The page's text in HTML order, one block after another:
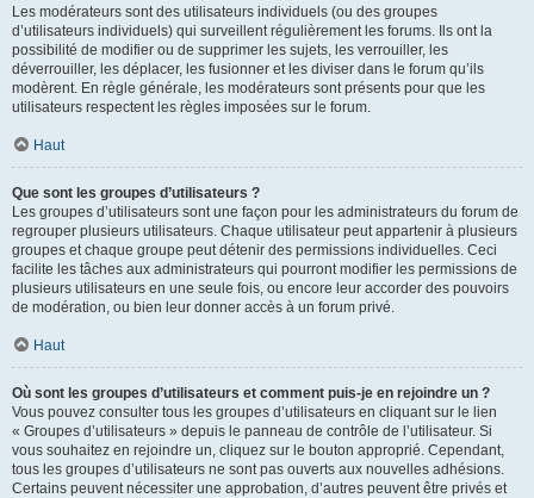
Les modérateurs sont des utilisateurs individuels (ou des groupes
d’utilisateurs individuels) qui surveillent régulièrement les forums. Ils ont la
possibilité de modifier ou de supprimer les sujets, les verrouiller, les
déverrouiller, les déplacer, les fusionner et les diviser dans le forum qu’ils
modèrent. En règle générale, les modérateurs sont présents pour que les
utilisateurs respectent les règles imposées sur le forum.
Haut
Que sont les groupes d’utilisateurs ?
Les groupes d’utilisateurs sont une façon pour les administrateurs du forum de
regrouper plusieurs utilisateurs. Chaque utilisateur peut appartenir à plusieurs
groupes et chaque groupe peut détenir des permissions individuelles. Ceci
facilite les tâches aux administrateurs qui pourront modifier les permissions de
plusieurs utilisateurs en une seule fois, ou encore leur accorder des pouvoirs
de modération, ou bien leur donner accès à un forum privé.
Haut
Où sont les groupes d’utilisateurs et comment puis-je en rejoindre un ?
Vous pouvez consulter tous les groupes d’utilisateurs en cliquant sur le lien
« Groupes d’utilisateurs » depuis le panneau de contrôle de l’utilisateur. Si
vous souhaitez en rejoindre un, cliquez sur le bouton approprié. Cependant,
tous les groupes d’utilisateurs ne sont pas ouverts aux nouvelles adhésions.
Certains peuvent nécessiter une approbation, d’autres peuvent être privés et